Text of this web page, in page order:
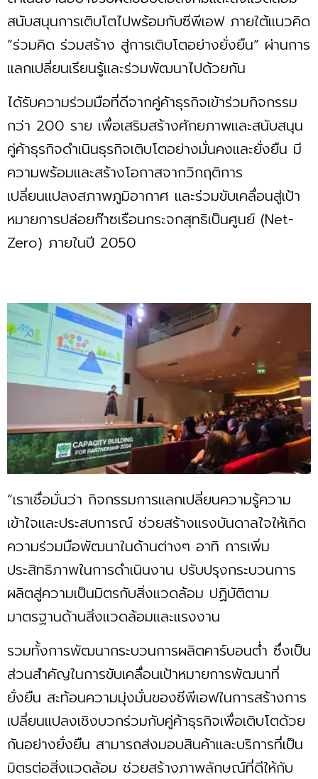
สนับสนุนการเติบโตไปพร้อมกับซีพีเอฟ ภายใต้แนวคิด
“ร่วมคิด ร่วมสร้าง สู่การเติบโตอย่างยั่งยืน” ผ่านการ
แลกเปลี่ยนเรียนรู้และร่วมพัฒนาไปด้วยกัน
ได้รับความร่วมมือที่ดีจากคู่ค้าธุรกิจเข้าร่วมกิจกรรม
กว่า 200 ราย เพื่อเสริมสร้างศักยภาพและสนับสนุน
คู่ค้าธุรกิจดำเนินธุรกิจเติบโตอย่างมั่นคงและยั่งยืน มี
ความพร้อมและสร้างโอกาสจากวิกฤติการ
เปลี่ยนแปลงสภาพภูมิอากาศ และร่วมขับเคลื่อนสู่เป้า
หมายการปล่อยก๊าซเรือนกระจกสุทธิเป็นศูนย์ (Net-
Zero) ภายในปี 2050
“เราเชื่อมั่นว่า กิจกรรมการแลกเปลี่ยนความรู้ความ
เข้าใจและประสบการณ์ ช่วยสร้างแรงบันดาลใจให้เกิด
ความร่วมมือพัฒนาในด้านต่างๆ อาทิ การเพิ่ม
ประสิทธิภาพในการดำเนินงาน ปรับปรุงกระบวนการ
ผลิตสู่ความเป็นมิตรกับสิ่งแวดล้อม ปฏิบัติตาม
มาตรฐานด้านสิ่งแวดล้อมและแรงงาน
รวมทั้งการพัฒนากระบวนการผลิตคาร์บอนต่ำ ซึ่งเป็น
ส่วนสำคัญในการขับเคลื่อนเป้าหมายการพัฒนาที่
ยั่งยืน สะท้อนความมุ่งมั่นของซีพีเอฟในการสร้างการ
เปลี่ยนแปลงเชิงบวกร่วมกับคู่ค้าธุรกิจเพื่อเติบโตด้วย
กันอย่างยั่งยืน สามารถส่งมอบสินค้าและบริการที่เป็น
มิตรต่อสิ่งแวดล้อม ช่วยสร้างภาพลักษณ์ที่ดีให้กับ